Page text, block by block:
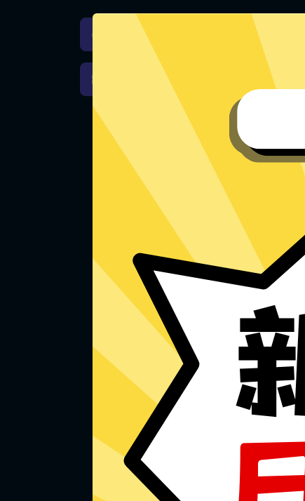
永久加速器iOS版下载
永久加速器Windows下载